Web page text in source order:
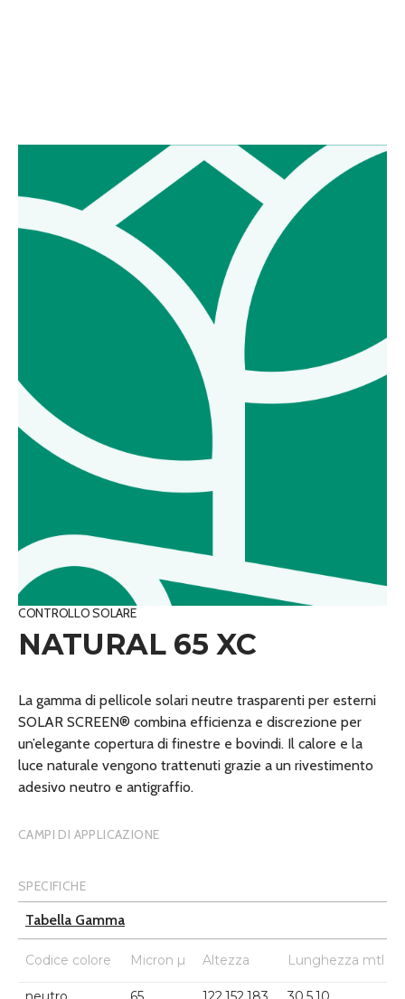
CONTROLLO SOLARE
NATURAL 65 XC
La gamma di pellicole solari neutre trasparenti per esterni
SOLAR SCREEN® combina efficienza e discrezione per
un’elegante copertura di finestre e bovindi. Il calore e la
luce naturale vengono trattenuti grazie a un rivestimento
adesivo neutro e antigraffio.
CAMPI DI APPLICAZIONE
SPECIFICHE
Tabella Gamma
Codice colore Micron µ Altezza Lunghezza mtl